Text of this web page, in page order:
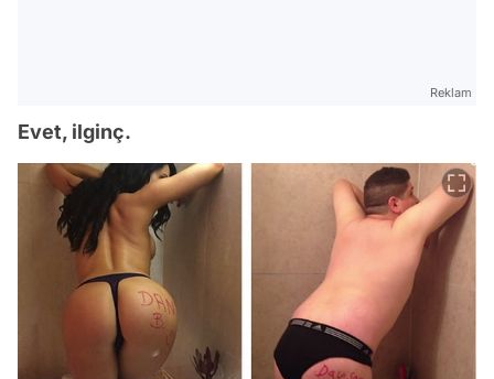
Reklam
Evet, ilginç.